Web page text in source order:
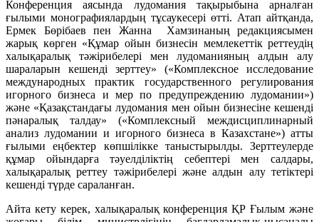
Конференция аясында лудомания тақырыбына арналған
ғылыми монографиялардың тұсаукесері өтті. Атап айтқанда,
Ермек Бөрібаев пен Жанна Хамзинаның редакциясымен
жарық көрген «Құмар ойын бизнесін мемлекеттік реттеудің
халықаралық тәжірибелері мен лудоманияның алдын алу
шараларын кешенді зерттеу» («Комплексное исследование
международных практик государственного регулирования
игорного бизнеса и мер по предупреждению лудомании»)
және «Қазақстандағы лудомания мен ойын бизнесіне кешенді
пәнаралық талдау» («Комплексный междисциплинарный
анализ лудомании и игорного бизнеса в Казахстане») атты
ғылыми еңбектер көпшілікке таныстырылды. Зерттеулерде
құмар ойындарға тәуелділіктің себептері мен салдары,
халықаралық реттеу тәжірибелері және алдын алу тетіктері
кешенді түрде сараланған.
Айта кету керек, халықаралық конференция ҚР Ғылым және